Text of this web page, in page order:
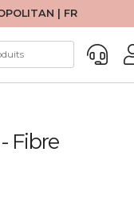
| FR
Fibre